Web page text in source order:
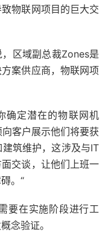
物联网项目的巨大交
区域副总裁Zones是
案供应商，物联网项
确定潜在的物联网机
客户展示他们将要获
筑维护，这涉及与IT
交谈，让他们上班一
。“
要在实施阶段进行工
念验证。